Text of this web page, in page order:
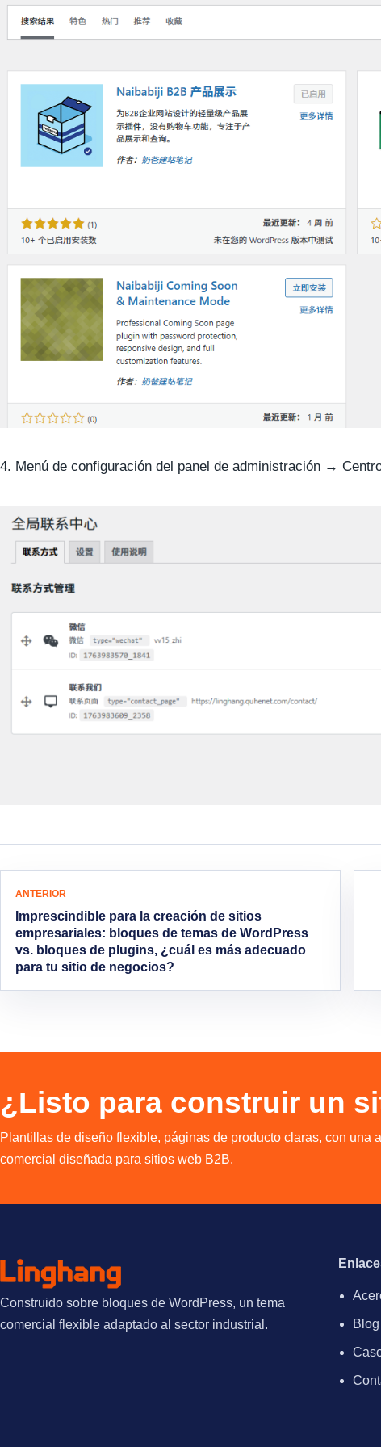
4. Menú de configuración del panel de administración →
Navegación del artículo
ANTERIOR
Imprescindible para la creación de sitios
empresariales: bloques de temas de WordPress
vs. bloques de plugins, ¿cuál es más adecuado
para tu sitio de negocios?
¿Listo para construir un
Plantillas de diseño flexible, páginas de producto claras, con una
comercial diseñada para sitios web B2B.
Construido sobre bloques de WordPress, un tema
comercial flexible adaptado al sector industrial.
Blog